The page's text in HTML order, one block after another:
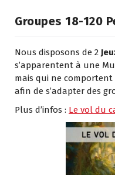
Groupes 18-120
Nous disposons de 2
s’apparentent à une
mais qui ne
afin de s’adapter des
Plus d’infos : Le vol du